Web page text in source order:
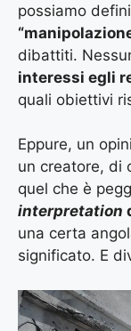
possiamo
dibattiti.
interessi egli
quali obiettivi
Eppure, un
un creatore, di
quel che è
interpretation
una certa
significato. E